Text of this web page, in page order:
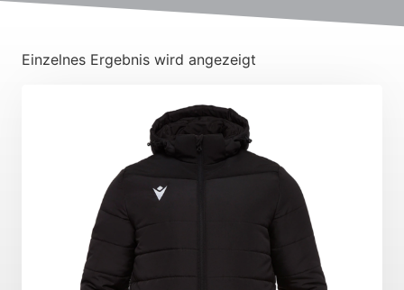
Einzelnes Ergebnis wird angezeigt